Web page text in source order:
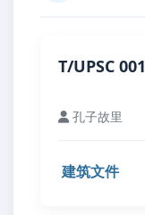
T/UPSC
孔子故里
建筑文件